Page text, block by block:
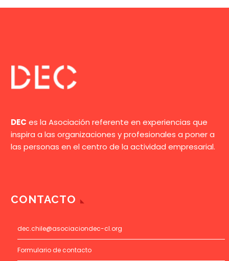
DEC es la Asociación referente en experiencias que
inspira a las organizaciones y profesionales a poner a
las personas en el centro de la actividad empresarial.
CONTACTO
dec.chile@asociaciondec-cl.org
Formulario de contacto